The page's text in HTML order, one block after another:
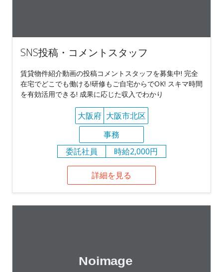
SNS投稿・コメントスタッフ
賃貸物件紹介動画の投稿コメントスタッフを募集中! 完全
在宅でどこでも働ける!研修もご自宅からでOK! スキマ時間
を有効活用できる! 成果に応じた収入でわかり
大阪府 大阪市北区
事務
委託社員
時給2,000円
詳細を見る